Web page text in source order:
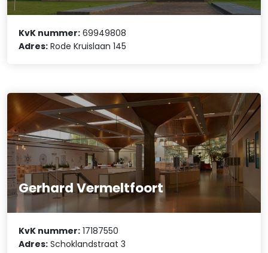
KvK nummer: 69949808
Adres: Rode Kruislaan 145
Gerhard Vermeltfoort
KvK nummer: 17187550
Adres: Schoklandstraat 3